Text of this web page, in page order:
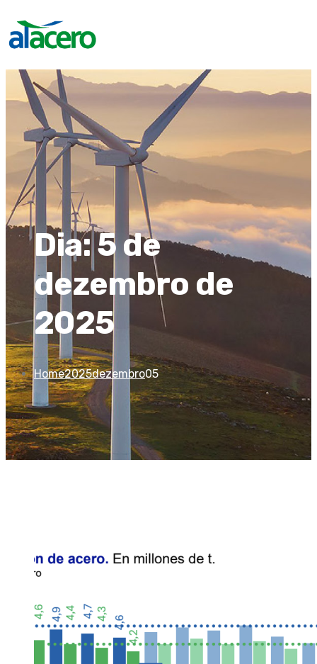
Dia:5 de
dezembro de
2025
Home2025dezembro05